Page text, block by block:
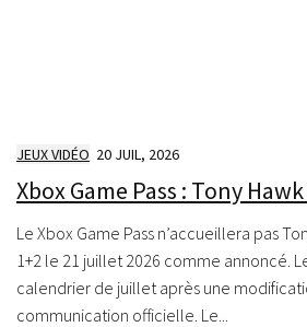
JEUX VIDÉO 20 JUIL, 2026
Xbox Game Pass : Tony
Le Xbox Game Pass n’accueillera pas
1+2 le 21 juillet 2026 comme annoncé.
calendrier de juillet après une
communication officielle. Le...